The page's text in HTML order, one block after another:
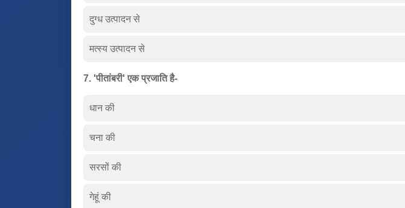
दुग्ध उत्पादन से
मत्स्य उत्पादन से
7. 'पीतांबरी' एक प्रजाति है-
धान की
चना की
सरसों की
गेहूं की